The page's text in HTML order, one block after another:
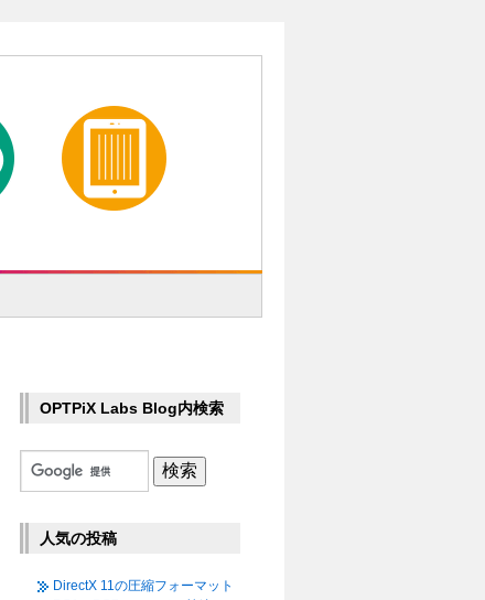
OPTPiX Labs Blog内検索
人気の投稿
DirectX 11の圧縮フォーマット